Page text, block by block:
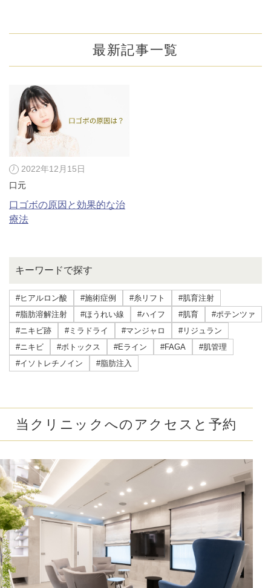
キーワードで探す
#ヒアルロン酸 #施術症例 #糸リフト
#肌育注射
#脂肪溶解注射
#ほうれい線 #ハイフ #肌育
#ポテンツァ
#ニキビ跡
#ミラドライ #マンジャロ
#リジュラン
#ニキビ
#ボトックス #Eライン #FAGA
#肌管理
#イソトレチノイン
#脂肪注入
最新記事一覧
2022年12月15日
口元
口ゴボの原因と効果的な治
療法
当クリニックへのアクセスと予約